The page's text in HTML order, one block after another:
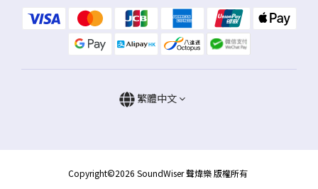
繁體中文
Copyright©2026 SoundWiser 聲煒樂 版權所有